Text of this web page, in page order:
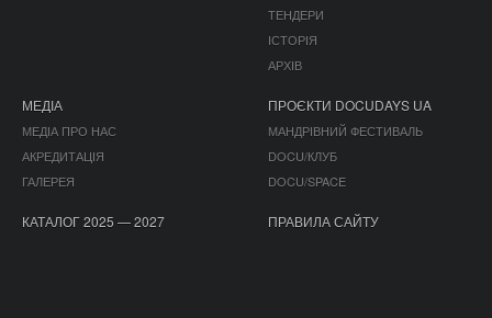
ТЕНДЕРИ
ІСТОРІЯ
АРХІВ
МЕДІА
МЕДІА ПРО НАС
АКРЕДИТАЦІЯ
ГАЛЕРЕЯ
ПРОЄКТИ DOCUDAYS UA
МАНДРІВНИЙ ФЕСТИВАЛЬ
DOCU/КЛУБ
DOCU/SPACE
КАТАЛОГ 2025 — 2027 ПРАВИЛА САЙТУ